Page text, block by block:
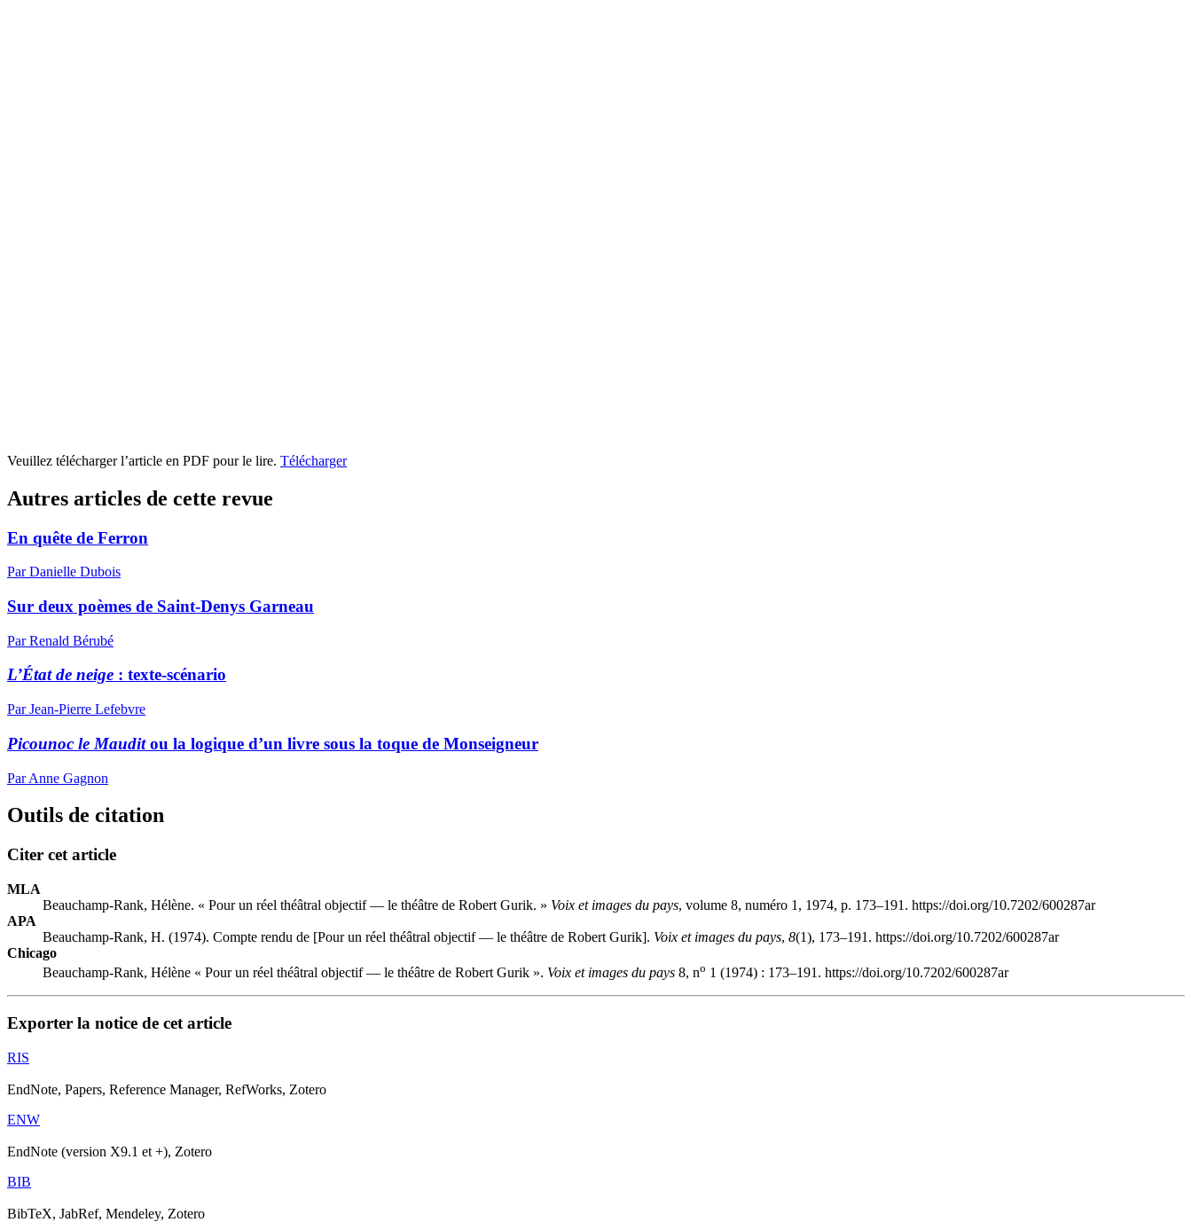
Veuillez télécharger l’article en PDF pour le lire. Télécharger
Autres articles de cette revue
En quête de Ferron
Par Danielle Dubois
Sur deux poèmes de Saint-Denys Garneau
Par Renald Bérubé
L’État de neige : texte-scénario
Par Jean-Pierre Lefebvre
Picounoc le Mauditou la logique d’un livre sous la toque de Monseigneur
Par Anne Gagnon
Outils de citation
Citer cet article
MLA
Beauchamp-Rank, Hélène. « Pour un réel théâtral objectif — le théâtre de Robert Gurik. » Voix et images du pays, volume 8, numéro 1, 1974, p. 173–191. https://doi.org/10.7202/600287ar
APA
Beauchamp-Rank, H. (1974). Compte rendu de [Pour un réel théâtral objectif — le théâtre de Robert Gurik]. Voix et images du pays, 8(1), 173–191. https://doi.org/10.7202/600287ar
Chicago
Beauchamp-Rank, Hélène « Pour un réel théâtral objectif — le théâtre de Robert Gurik ». Voix et images du pays 8, no 1 (1974) : 173–191. https://doi.org/10.7202/600287ar
Exporter la notice de cet article
RIS
EndNote, Papers, Reference Manager, RefWorks, Zotero
ENW
EndNote (version X9.1 et +), Zotero
BIB
BibTeX, JabRef, Mendeley, Zotero